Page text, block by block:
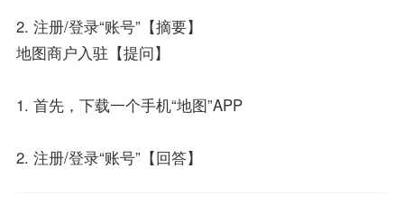
2. 注册/登录“账号”【摘要】
地图商户入驻【提问】
1. 首先，下载一个手机“地图”APP
2. 注册/登录“账号”【回答】